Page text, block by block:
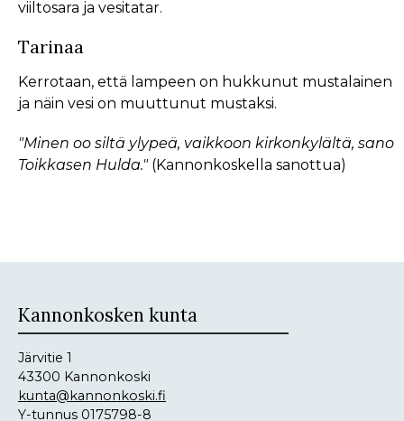
viiltosara ja vesitatar.
Tarinaa
Kerrotaan, että lampeen on hukkunut mustalainen
ja näin vesi on muuttunut mustaksi.
"Minen oo siltä ylypeä, vaikkoon kirkonkylältä, sano
Toikkasen Hulda."(Kannonkoskella sanottua)
Kannonkosken kunta
Järvitie 1
43300 Kannonkoski
kunta@kannonkoski.fi
Y-tunnus 0175798-8